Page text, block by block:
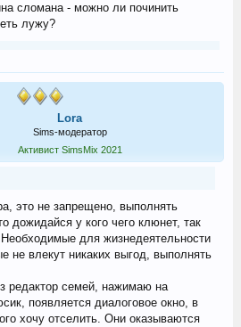
сломана - можно ли починить
лужу?
Lora
Sims-модератор
Активист SimsMix 2021
это не запрещено, выполнять
дожидайся у кого чего клюнет, так
для жизнедеятельности
не влекут никаких выгод, выполнять
редактор семей, нажимаю на
появляется диалоговое окно, в
хочу отселить. Они оказываются